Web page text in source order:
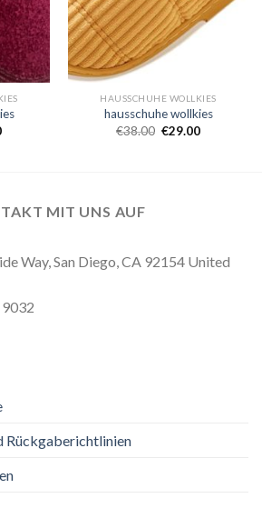
HAUSSCHUHE WOLLKIES
hausschuhe wollkies
€38.00 €29.00
MIT UNS AUF
Way, San Diego, CA 92154 United
Rückgaberichtlinien